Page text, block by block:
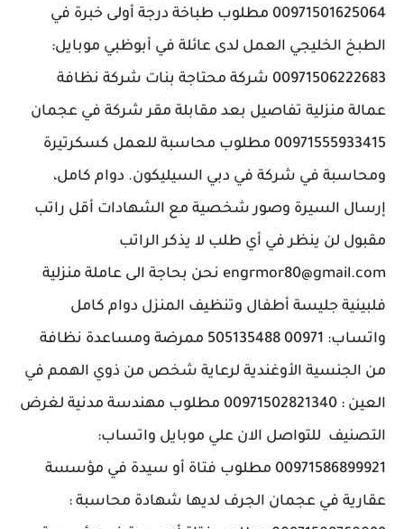
00971501625064 مطلوب طباخة درجة أولى خبرة في
الطبخ الخليجي العمل لدى عائلة في أبوظبي موبايل:
00971506222683 شركة محتاجة بنات شركة نظافة
عمالة منزلية تفاصيل بعد مقابلة مقر شركة في عجمان
00971555933415 مطلوب محاسبة للعمل كسكرتيرة
ومحاسبة في شركة في دبي السيليكون. دوام كامل،
إرسال السيرة وصور شخصية مع الشهادات أقل راتب
مقبول لن ينظر في أي طلب لا يذكر الراتب
engrmor80@gmail.com نحن بحاجة الى عاملة منزلية
فلبينية جليسة أطفال وتنظيف المنزل دوام كامل
واتساب: 00971 505135488 ممرضة ومساعدة نظافة
من الجنسية الأوغندية لرعاية شخص من ذوي الهمم في
العين ​: 00971502821340 مطلوب مهندسة مدنية لغرض
التصنيف ​ للتواصل الان علي موبايل واتساب:
00971586899921 مطلوب فتاة أو سيدة في مؤسسة
عقارية في عجمان الجرف لديها شهادة محاسبة ​: